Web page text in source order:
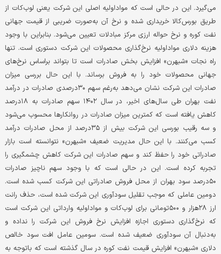
می‌گیرد. این در حالی است که مواداولیه اصلی این شرکت یعنی لوب‌کات از
طریق بورس‌کالا خریداری شده و نرخ آن به‌صورت ضریبی از قیمت جهانی
نفت کوره و نرخ حواله ارزی مرکز مبادلات تعیین می‌شود. بنابراین با وجود
هزینه دلاری مواداولیه نرخ‏‏‌گذاری محصولات این شرکت دستوری است. تنها
راه نجات «شبهرن» افزایش بخش صادرات است تا بتواند براساس نرخ‌های
جهانی محصولات خود را به فروش برساند. با این حال بررسی میزان
صادرات این شرکت نشان می‏‏‌دهد به‌رغم سهم ۳۰درصدی صادرات در درآمد
نفت بهران طی سال‏‏‌های اخیر، در سال ۱۴۰۲ سهم صادرات به ۱۸درصد
کاهش یافته است که کمترین میزان صادرات در روانکارها محسوب می‌شود
و سه رقیب بورسی این شرکت بیش از ۳۵درصد از محل صادرات درآمد
کسب می‏‏‌کنند. با این حال مدیریت ضعیف «شبهرن» نتوانسته است بازار
صادراتی خود را حفظ کند و سهم صادرات این شرکت کاهش چشمگیری را
تجربه کرده است. این در حالی است که با وجود سهم ناچیز صادرات
۵۰درصد سود بهران از محل فروش صادراتی این شرکت کسب شده است.
دومین عاملی که موجب تقلیل سودآوری این شرکت شده است، حذف رانت
ارز ۲۸هزار و ۵۰۰تومانی برای لوب‌کات و مواداولیه وارداتی این شرکت است
که نرخ‏‏‌گذاری دستوری اجازه افزایش نرخ فروش این شرکت را نداده و
به‌دنبال آن سودآوری ضعیف شده است. سومین عامل افت سود خالص
دلاری «شبهرن» افزایش قیمت نفت کوره در سال گذشته است که باتوجه به